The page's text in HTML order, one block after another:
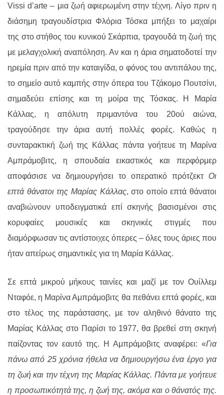
Vissi d’arte – μια ζωή αφιερωμένη στην τέχνη. Λίγο πριν η
διάσημη τραγουδίστρια Φλόρια Τόσκα μπήξει το μαχαίρι
της στο στήθος του κυνικού Σκάρπια, τραγουδά τη ζωή της
με μελαγχολική αναπόληση. Αν και η άρια σηματοδοτεί την
ηρεμία πριν από την καταιγίδα, ο φόνος του αντιπάλου της,
το σημείο αυτό καμπής στην όπερα του Τζάκομο Πουτσίνι,
σημαδεύει επίσης και τη μοίρα της Τόσκας. Η Μαρία
Κάλλας, η απόλυτη πριμαντόνα του 20ού αιώνα,
τραγούδησε την άρια αυτή πολλές φορές. Καθώς η
συνταρακτική ζωή της Κάλλας πάντα γοήτευε τη Μαρίνα
Αμπράμοβιτς, η σπουδαία εικαστικός και περφόρμερ
αποφάσισε να δημιουργήσει το οπερατικό πρότζεκτ Οι
επτά θάνατοι της Μαρίας Κάλλας, στο οποίο επτά θάνατοι
αναβιώνουν υποδειγματικά επί σκηνής βασισμένοι στις
κορυφαίες μουσικές και σκηνικές στιγμές που
διαμόρφωσαν τις αντίστοιχες όπερες – όλες τους άριες που
ήταν απείρως σημαντικές για τη Μαρία Κάλλας.
Σε επτά μικρού μήκους ταινίες και μαζί με τον Ουίλλεμ
Νταφόε, η Μαρίνα Αμπράμοβιτς θα πεθάνει επτά φορές, και
στο τέλος της παράστασης, με τον αληθινό θάνατο της
Μαρίας Κάλλας στο Παρίσι το 1977, θα βρεθεί στη σκηνή
παίζοντας τον εαυτό της. Η Αμπράμοβιτς αναφέρει: «Για
πάνω από 25 χρόνια ήθελα να δημιουργήσω ένα έργο για
τη ζωή και την τέχνη της Μαρίας Κάλλας. Πάντα με γοήτευε
η προσωπικότητά της, η ζωή της, ακόμα και ο θάνατός της.